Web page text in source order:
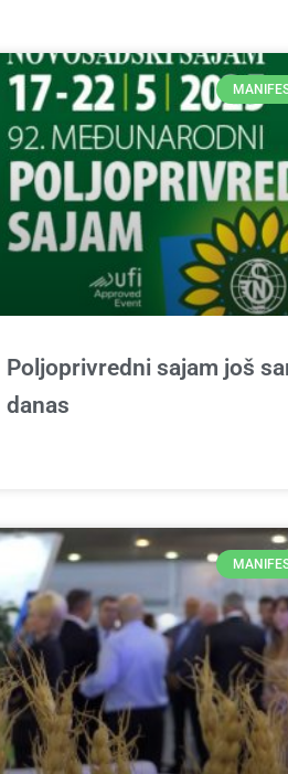
Poljoprivredni sajam još
danas